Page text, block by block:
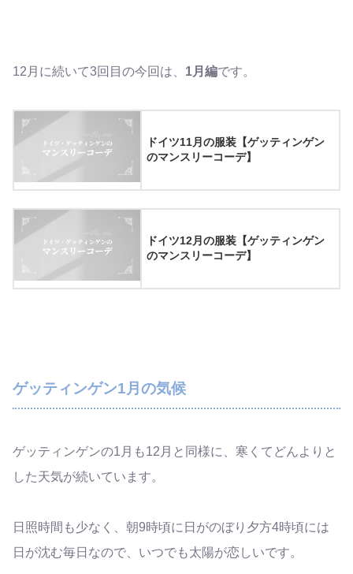
12月に続いて3回目の今回は、 1月編です。
ドイツ11月の服装【ゲッティンゲン
のマンスリーコーデ】
ドイツ12月の服装【ゲッティンゲン
のマンスリーコーデ】
ゲッティンゲン1月の気候
ゲッティンゲンの1月も12月と同様に、寒くてどんよりと
した天気が続いています。
日照時間も少なく、朝9時頃に日がのぼり夕方4時頃には
日が沈む毎日なので、いつでも太陽が恋しいです。